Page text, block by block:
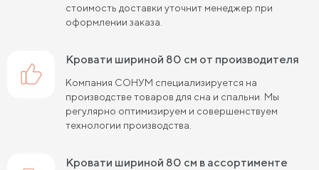
Кровати шириной 180 см Кровати шириной 200 см
Кровати длиной 180 см
Кровати длиной 200 см
Кровати 80х180 см (для маленькой комнаты)
Кровати 90х180 см Кровати 120х180 см
стоимость доставки уточнит менеджер при
оформлении заказа.
кровати шириной 80 см от производителя
Компания СОНУМ специализируется на
производстве товаров для сна и спальни. Мы
регулярно оптимизируем и совершенствуем
технологии производства.
кровати шириной 80 см в ассортименте